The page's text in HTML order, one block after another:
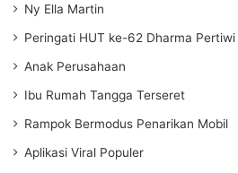
Ny Ella Martin
Peringati HUT ke-62 Dharma Pertiwi
Anak Perusahaan
Ibu Rumah Tangga Terseret
Rampok Bermodus Penarikan Mobil
Aplikasi Viral Populer